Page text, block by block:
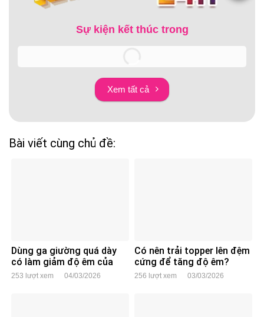
Sự kiện kết thúc trong
Xem tất cả
Bài viết cùng chủ đề:
Dùng ga giường quá dày
có làm giảm độ êm của
đệm không?
253 lượt xem 04/03/2026
Có nên trải topper lên đệm
cứng để tăng độ êm?
256 lượt xem 03/03/2026